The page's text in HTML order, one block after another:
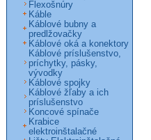
Flexošnúry
Káble
Káblové bubny a
predlžovačky
Káblové oká a konektory
Káblové príslušenstvo,
príchytky, pásky,
vývodky
Káblové spojky
Káblové žľaby a ich
príslušenstvo
Koncové spínače
Krabice
elektroinštalačné